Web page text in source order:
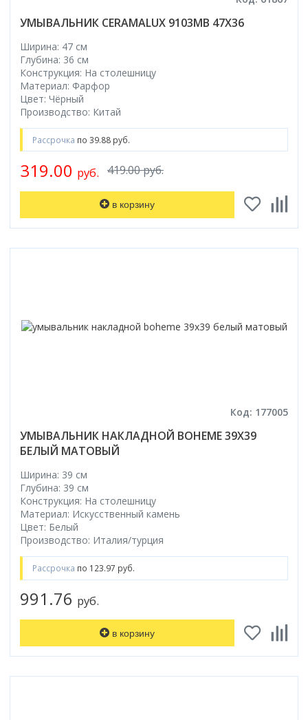
С раздвижной дверью
С распашной дверью
Со складной дверью
С открывающейся дверью
Высота кабины
Высокие
Низкие
200 см
Смотреть все
Комплектующие
Коврик для душевой кабины
УМЫВАЛЬНИК CERAMALUX 9103MB 47X36
Ширина: 47 см
Глубина: 36 см
Конструкция: На столешницу
Материал: Фарфор
Цвет: Чёрный
Производство: Китай
Рассрочка по 39.88 руб.
419.00 руб.
319.00 руб.
в корзину
Код: 177005
УМЫВАЛЬНИК НАКЛАДНОЙ BOHEME 39X39
БЕЛЫЙ МАТОВЫЙ
Ширина: 39 см
Глубина: 39 см
Конструкция: На столешницу
Материал: Искусственный камень
Цвет: Белый
Производство: Италия/турция
Рассрочка по 123.97 руб.
991.76 руб.
в корзину